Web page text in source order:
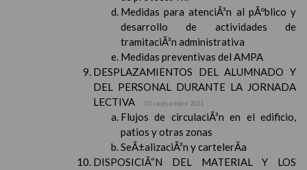
Medidas para atenciÃ³n al pÃºblico y
desarrollo de actividades de
tramitaciÃ³n administrativa
Medidas preventivas del AMPA
DESPLAZAMIENTOS DEL ALUMNADO Y
DEL PERSONAL DURANTE LA JORNADA
LECTIVA
01 septiembre 2021
Flujos de circulaciÃ³n en el edificio,
patios y otras zonas
SeÃ±alizaciÃ³n y cartelerÃ­a
DISPOSICIÃ“N DEL MATERIAL Y LOS